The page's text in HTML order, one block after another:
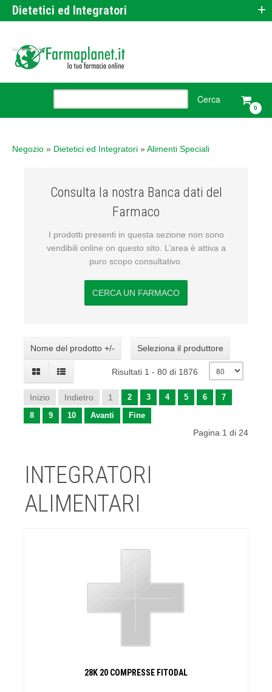
farmacia online
0
Negozio » Dietetici ed Integratori »Alimenti Speciali
Consulta la nostra Banca dati del
Farmaco
I prodotti presenti in questa sezione non sono
vendibili online on questo sito. L’area è attiva a
puro scopo consultativo.
CERCA UN FARMACO
Nome del prodotto +/- Seleziona il produttore
Risultati 1 - 80 di 1876
Inizio Indietro 1 2 3 4 5 6
7
8
9 10 Avanti Fine
Pagina 1 di 24
INTEGRATORI
ALIMENTARI
28K 20 COMPRESSE FITODAL
Dietetici ed Integratori +